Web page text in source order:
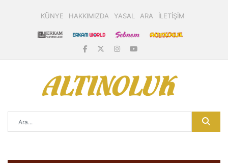
KÜNYE HAKKIMIZDA YASAL ARA İLETİŞİM